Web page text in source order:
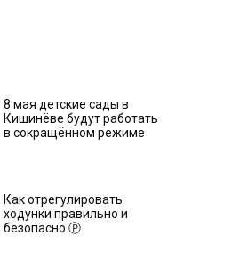
8 мая детские сады в
Кишинёве будут работать
в сокращённом режиме
Как отрегулировать
ходунки правильно и
безопасно Ⓟ